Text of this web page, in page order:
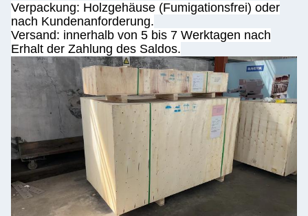
Verpackung: Holzgehäuse (Fumigationsfrei) oder
nach Kundenanforderung.
Versand: innerhalb von 5 bis 7 Werktagen nach
Erhalt der Zahlung des Saldos.